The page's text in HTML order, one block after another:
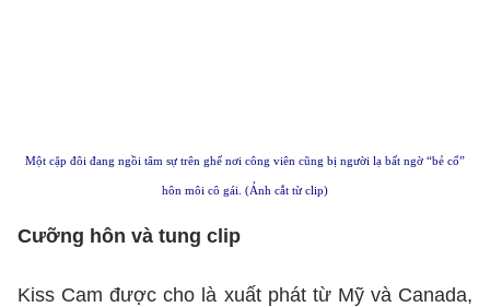
Một cặp đôi đang ngồi tâm sự trên ghế nơi công viên cũng bị người lạ bất ngờ “bẻ cổ”
hôn môi cô gái. (Ảnh cắt từ clip)
Cưỡng hôn và tung clip
Kiss Cam được cho là xuất phát từ Mỹ và Canada,